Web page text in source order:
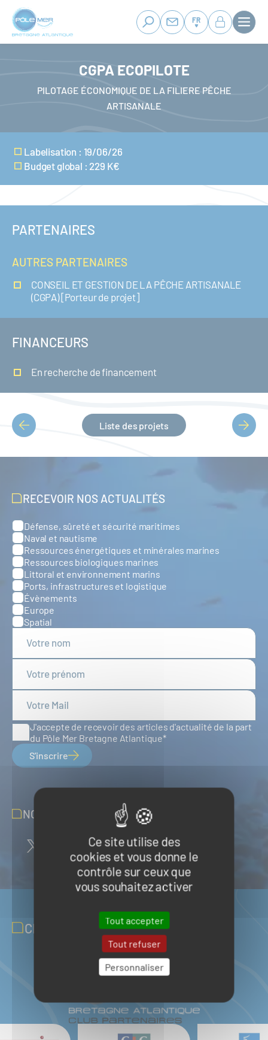
Panneau de gestion des cookies
Ce site utilise des
cookies et vous donne le
contrôle sur ceux que
vous souhaitez activer
Tout accepter
Tout refuser
Personnaliser
Aller
contenu
FR
CGPA ECOPILOTE
PILOTAGE ÉCONOMIQUE DE LA FILIERE PÊCHE
ARTISANALE
Labelisation : 19/06/26
Budget global : 229 K€
PARTENAIRES
AUTRES PARTENAIRES
CONSEIL ET GESTION DE LA PÊCHE ARTISANALE
(CGPA) [Porteur de projet]
FINANCEURS
En recherche de financement
PAGINATION
Liste des projets
RECEVOIR NOS ACTUALITÉS
Catégories
Défense, sûreté et sécurité maritimes
Naval et nautisme
Ressources énergétiques et minérales marines
Ressources biologiques marines
Littoral et environnement marins
Ports, infrastructures et logistique
Évènements
Europe
Spatial
J'accepte de recevoir des articles d'actualité de la part
du Pôle Mer Bretagne Atlantique
S'inscrire
NOUS SUIVRE SUR LES RÉSEAUX
CLUB PARTENAIRES